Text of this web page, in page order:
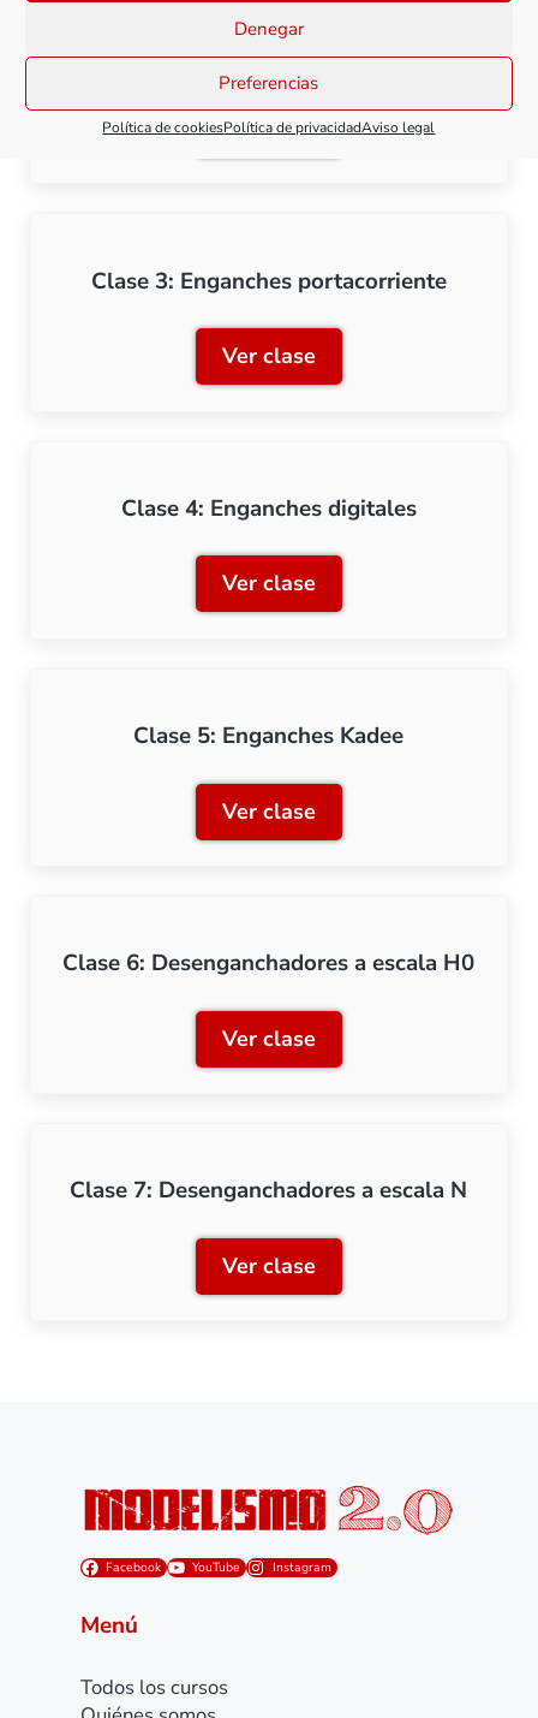
Denegar
Preferencias
Política de cookiesPolítica de privacidadAviso legal
Clase 2: Enganches y cinemáticas a
escala H0
Ver claseClase 2: Enganches y
Clase 3: Enganches portacorriente
Ver claseClase 3: Enganches
Clase 4: Enganches digitales
Ver claseClase 4: Enganches
Clase 5: Enganches Kadee
Ver claseClase 5: Enganches Kadee
Clase 6: Desenganchadores a escala H0
Ver clase
Clase 6:
Clase 7: Desenganchadores a escala N
Ver clase
Clase 7:
Facebook YouTube Instagram
Menú
Todos los cursos